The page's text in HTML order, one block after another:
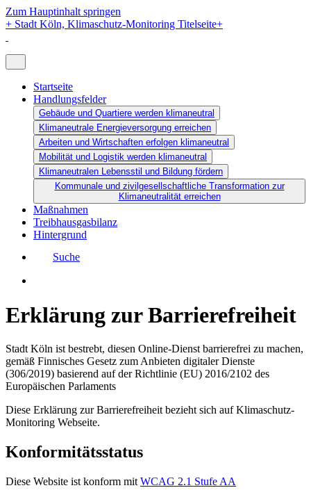
Zum Hauptinhalt springen
+ Stadt Köln, Klimaschutz-Monitoring Titelseite+
Startseite
Handlungsfelder
Gebäude und Quartiere werden klimaneutral
Klimaneutrale Energieversorgung erreichen
Arbeiten und Wirtschaften erfolgen klimaneutral
Mobilität und Logistik werden klimaneutral
Klimaneutralen Lebensstil und Bildung fördern
Kommunale und zivilgesellschaftliche Transformation zur
Klimaneutralität erreichen
Maßnahmen
Treibhausgasbilanz
Hintergrund
Suche
Erklärung zur Barrierefreiheit
Stadt Köln ist bestrebt, diesen Online-Dienst barrierefrei zu machen,
gemäß Finnisches Gesetz zum Anbieten digitaler Dienste
(306/2019) basierend auf der Richtlinie (EU) 2016/2102 des
Europäischen Parlaments
Diese Erklärung zur Barrierefreiheit bezieht sich auf Klimaschutz-
Monitoring Webseite.
Konformitätsstatus
Diese Website ist konform mit WCAG 2.1 Stufe AA